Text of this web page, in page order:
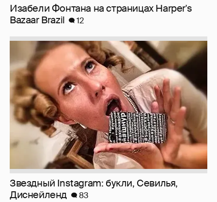
Изабели Фонтана на страницах Harper's
Bazaar Brazil
12
Звездный Instagram: букли, Севилья,
Диснейленд
83